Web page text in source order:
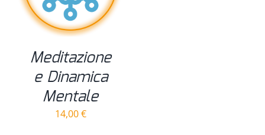
Meditazione
e Dinamica
Mentale
14,00€